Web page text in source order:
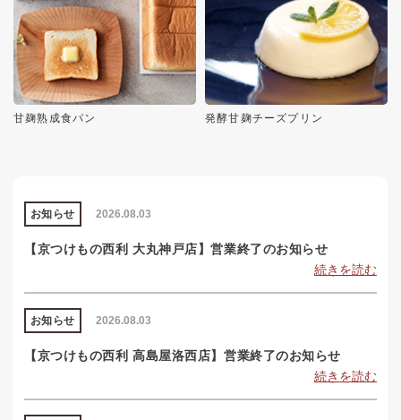
甘麹熟成食パン 発酵甘麹チーズプリン
2026.08.03
お知らせ
【京つけもの西利 大丸神戸店】営業終了のお知らせ
続きを読む
2026.08.03
お知らせ
【京つけもの西利 高島屋洛西店】営業終了のお知らせ
続きを読む